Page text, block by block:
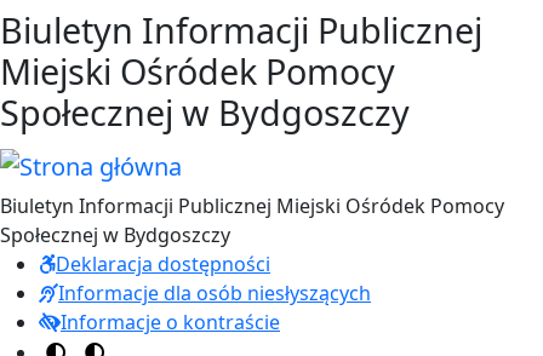
Przejdź do treści
Przejdź do menu
Biuletyn Informacji Publicznej
Miejski Ośródek Pomocy
Społecznej w Bydgoszczy
Biuletyn Informacji Publicznej Miejski Ośródek Pomocy
Społecznej w Bydgoszczy
Deklaracja dostępności
Informacje dla osób niesłyszących
Informacje o kontraście